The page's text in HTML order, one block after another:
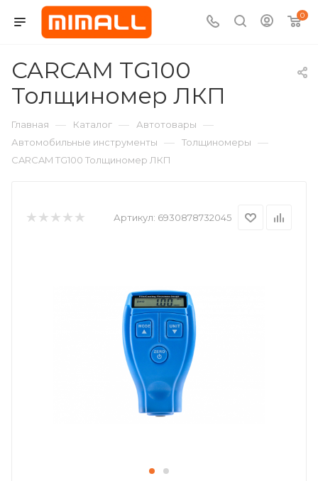
0
CARCAM TG100
Толщиномер ЛКП
Главная — Каталог — Автотовары —
Автомобильные инструменты — Толщиномеры —
CARCAM TG100 Толщиномер ЛКП
Артикул: 6930878732045